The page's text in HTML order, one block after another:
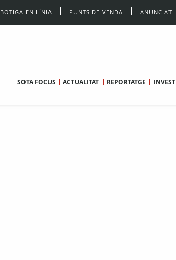
BOTIGA EN LÍNIA PUNTS DE VENDA ANUNCIA’T
SOTA FOCUS ACTUALITAT REPORTATGE